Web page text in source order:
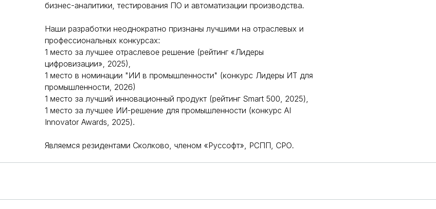
бизнес-аналитики, тестирования ПО и автоматизации производства.
Наши разработки неоднократно признаны лучшими на отраслевых и
профессиональных конкурсах:
1 место за лучшее отраслевое решение (рейтинг «Лидеры
цифровизации», 2025),
1 место в номинации "ИИ в промышленности" (конкурс Лидеры ИТ для
промышленности, 2026)
1 место за лучший инновационный продукт (рейтинг Smart 500, 2025),
1 место за лучшее ИИ-решение для промышленности (конкурс AI
Innovator Awards, 2025).
Являемся резидентами Сколково, членом «Руссофт», РСПП, СРО.